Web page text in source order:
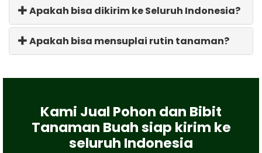
Apakah bisa dikirim ke Seluruh Indonesia?
Apakah bisa mensuplai rutin tanaman?
Kami Jual Pohon dan Bibit
Tanaman Buah siap kirim ke
seluruh Indonesia